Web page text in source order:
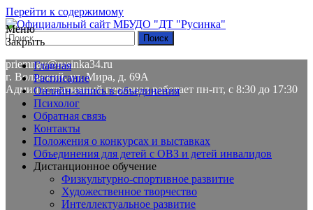
Перейти к содержимому
8(8443) 58-01-84
priemnay@rusinka34.ru
г. Волжский, ул. Мира, д. 69А
Административный персонал работает пн-пт, с 8:30 до 17:30
Меню
Закрыть
Главная
Расписание
Онлайн-запись в объединения
Психолог
Обратная связь
Контакты
Положения о конкурсах и выставках
Объединения для детей с ОВЗ и детей инвалидов
Дистанционное обучение
Физкультурно-спортивное развитие
Художественное творчество
Интеллектуальное развитие